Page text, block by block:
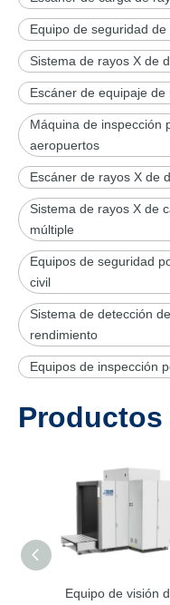
Equipo de seguridad
Sistema de rayos X de
Escáner de equipaje
Máquina de inspección
aeropuertos
Escáner de rayos X de
Sistema de rayos X de
múltiple
Equipos de seguridad
civil
Sistema de detección
rendimiento
Equipos de inspección
Equipo de visión